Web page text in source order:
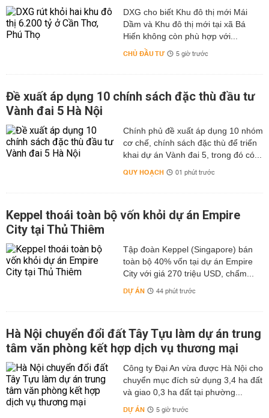
DXG cho biết Khu đô thị mới Mái
Dầm và Khu đô thị mới tại xã Bá
Hiến không còn phù hợp với...
CHỦ ĐẦU TƯ 5 giờ trước
Đề xuất áp dụng 10 chính sách đặc thù đầu tư
Vành đai 5 Hà Nội
Chính phủ đề xuất áp dụng 10 nhóm
cơ chế, chính sách đặc thù để triển
khai dự án Vành đai 5, trong đó có...
QUY HOẠCH 01 phút trước
Keppel thoái toàn bộ vốn khỏi dự án Empire
City tại Thủ Thiêm
Tập đoàn Keppel (Singapore) bán
toàn bộ 40% vốn tại dự án Empire
City với giá 270 triệu USD, chấm...
DỰ ÁN 44 phút trước
Hà Nội chuyển đổi đất Tây Tựu làm dự án trung
tâm văn phòng kết hợp dịch vụ thương mại
Công ty Đại An vừa được Hà Nội cho
chuyển mục đích sử dụng 3,4 ha đất
và giao 0,3 ha đất tại phường...
DỰ ÁN 5 giờ trước